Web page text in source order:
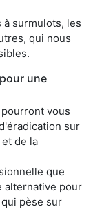
surmulots, les
qui nous
une
vous
sur
de la
que
alternative pour
pèse sur